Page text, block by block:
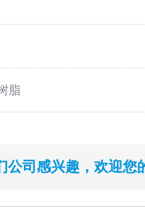
脂
公司感兴趣，欢迎您